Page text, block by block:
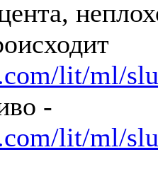
lit/ml/
-
lit/ml/